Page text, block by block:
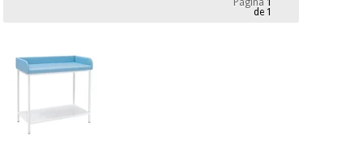
Ofertas
Outlet
chinesa
clínico
Novidades
Ofertas
sanitário
Medicina
tradicional
Página 1
de 1